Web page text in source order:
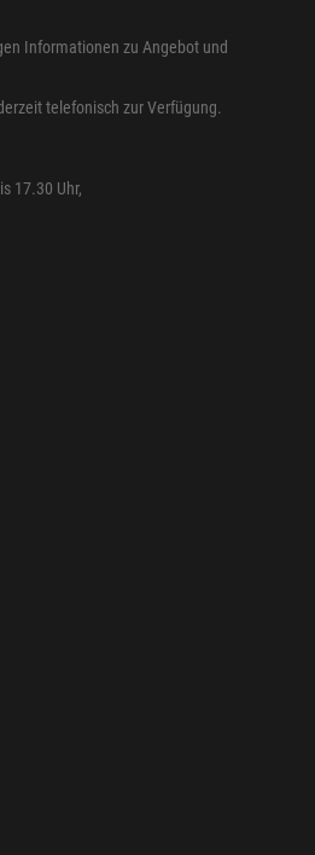
Informationen zu Angebot und
telefonisch zur Verfügung.
17.30 Uhr,